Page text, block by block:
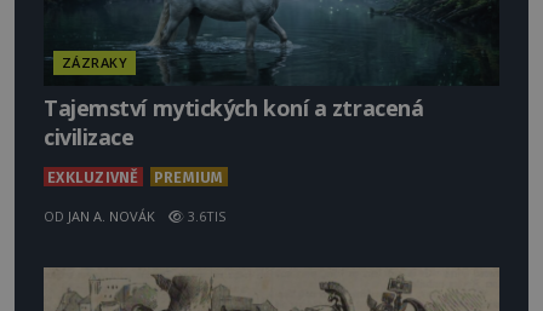
ZÁZRAKY
Tajemství mytických koní a ztracená
civilizace
EXKLUZIVNĚ PREMIUM
OD JAN A. NOVÁK 3.6TIS